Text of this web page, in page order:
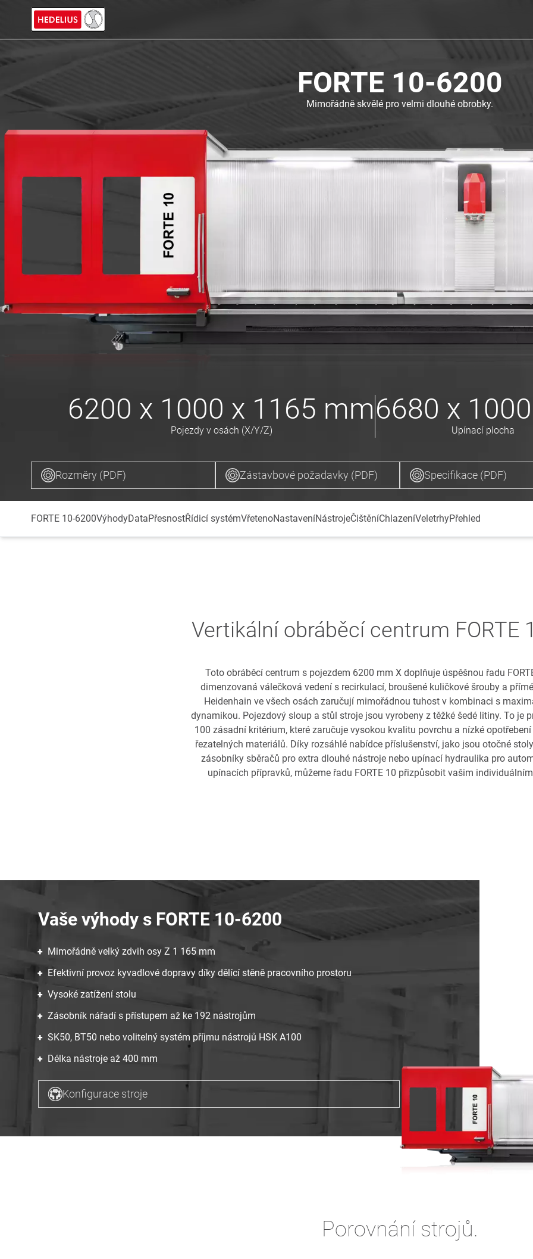
FORTE 10-6200
Mimořádně skvělé pro velmi dlouhé obrobky.
6200 x 1000 x 1165 mm
Pojezdy v osách (X/Y/Z)
6680 x 1000
Upínací plocha
Rozměry (PDF) Zástavbové požadavky (PDF) Specifikace (PDF)
FORTE 10-6200VýhodyDataPřesnostŘídicí systémVřetenoNastaveníNástrojeČištěníChlazeníVeletrhyPřehled
Vertikální obráběcí centrum FORTE
Toto obráběcí centrum s pojezdem 6200 mm X doplňuje úspěšnou řadu
dimenzovaná válečková vedení s recirkulací, broušené kuličkové šrouby a
Heidenhain ve všech osách zaručují mimořádnou tuhost v kombinaci s
dynamikou. Pojezdový sloup a stůl stroje jsou vyrobeny z těžké šedé litiny. To je
100 zásadní kritérium, které zaručuje vysokou kvalitu povrchu a nízké
řezatelných materiálů. Díky rozsáhlé nabídce příslušenství, jako jsou otočné
zásobníky sběračů pro extra dlouhé nástroje nebo upínací hydraulika pro
upínacích přípravků, můžeme řadu FORTE 10 přizpůsobit vašim
Vaše výhody s FORTE 10-6200
Mimořádně velký zdvih osy Z 1 165 mm
Efektivní provoz kyvadlové dopravy díky dělící stěně pracovního prostoru
Vysoké zatížení stolu
Zásobník nářadí s přístupem až ke 192 nástrojům
SK50, BT50 nebo volitelný systém příjmu nástrojů HSK A100
Délka nástroje až 400 mm
Konfigurace stroje
Porovnání strojů.